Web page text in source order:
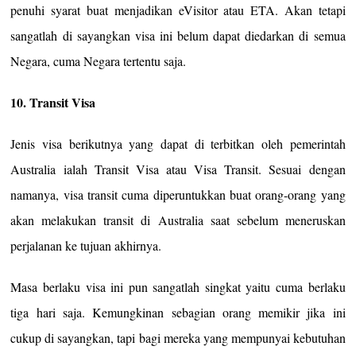
penuhi syarat buat menjadikan eVisitor atau ETA. Akan tetapi
sangatlah di sayangkan visa ini belum dapat diedarkan di semua
Negara, cuma Negara tertentu saja.
10. Transit Visa
Jenis visa berikutnya yang dapat di terbitkan oleh pemerintah
Australia ialah Transit Visa atau Visa Transit. Sesuai dengan
namanya, visa transit cuma diperuntukkan buat orang-orang yang
akan melakukan transit di Australia saat sebelum meneruskan
perjalanan ke tujuan akhirnya.
Masa berlaku visa ini pun sangatlah singkat yaitu cuma berlaku
tiga hari saja. Kemungkinan sebagian orang memikir jika ini
cukup di sayangkan, tapi bagi mereka yang mempunyai kebutuhan